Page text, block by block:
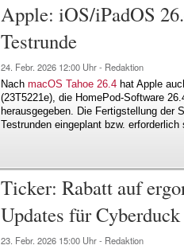
Apple: iOS/iPadOS
Testrunde
24. Febr. 2026 12:00 Uhr - Redaktion
Nach macOS Tahoe 26.4 hat Apple
(23T5221e), die HomePod-Software
herausgegeben. Die Fertigstellung der
Testrunden eingeplant bzw. erforderlich
Ticker: Rabatt auf
Updates für
23. Febr. 2026 15:00 Uhr - Redaktion